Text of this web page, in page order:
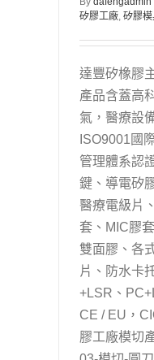
矽膠工廠, 矽膠
達豐矽橡膠
產品含蓋高
氣，醫療設
ISO9001國
管理體系認
鍵、導電矽
醫療電級片
套、MIC膠
雙面膠、各
片、防水卡
+LSR、
CE / EU，
膠工廠模切